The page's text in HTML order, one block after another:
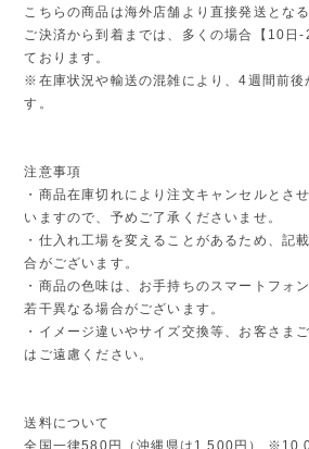
こちらの商品は海外店舗より直接発送となる
ご決済から到着までは、多くの場合【10日
ております。
※在庫状況や輸送の混雑により、4週間前後
す。
注意事項
・商品在庫切れにより注文キャンセルとさ
いますので、予めご了承くださいませ。
・仕入れ工場を変えることがあるため、記
合がございます。
・商品の色味は、お手持ちのスマートフォ
若干異なる場合がございます。
・イメージ違いやサイズ交換等、お客さま
はご遠慮ください。
送料について
全国一律580円（沖縄県は1,500円）